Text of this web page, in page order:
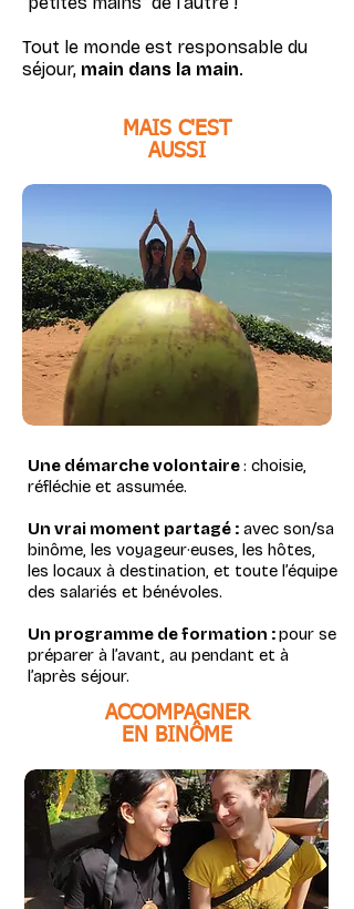
Tout le monde est responsable du
séjour, main dans la main.
MAIS C'EST
AUSSI
Une démarche volontaire: choisie,
réfléchie et assumée.
Un vrai moment partagé : avec son/sa
binôme, les voyageur·euses, les hôtes,
les locaux à destination, et toute l’équipe
des salariés et bénévoles.
Un programme de formation :pour se
préparer à l’avant, au pendant et à
l’après séjour​.
ACCOMPAGNER
EN BINÔME